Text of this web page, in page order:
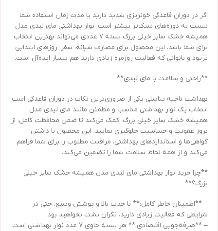
اگر در دوران قاعدگی خونریزی شدید دارید یا مدت زمان استفاده شما
نسبت به دوره‌های سبک‌تر بیشتر است، نوار بهداشتی مای لیدی مدل
همیشه خشک سایز خیلی بزرگ بسته 7 عددی می‌تواند بهترین انتخاب
برای شما باشد. این محصول برای مصارف شبانه، سفر، روزهای ابتدایی
پریود و بانوانی که فعالیت روزمره زیادی دارند هم بسیار ایده‌آل است.
**راحتی و سلامت با مای لیدی**
بهداشت ناحیه تناسلی یکی از ضروری‌ترین نکات در دوران قاعدگی است.
انتخاب یک نوار بهداشتی مناسب و مطمئن مانند مای لیدی مدل
همیشه خشک سایز خیلی بزرگ، کمک می‌کند تا ضمن محافظت کامل، از
بروز عفونت و حساسیت جلوگیری نمایید. این محصول با داشتن
گواهی‌ها و استانداردهای بهداشتی، مراقبت مطلوب را برای شما فراهم
می‌کند و از همه لحاظ سلامت شما را تضمین می‌کند.
**چرا خرید نوار بهداشتی مای لیدی مدل همیشه خشک سایز خیلی
بزرگ؟**
– **اطمینان خاطر کامل:** با جذب بالا و پوشش وسیع، حتی در
شرایطی که فعالیت زیادی دارید، نگران نشت نخواهید بود.
– **صرفه‌جویی اقتصادی:** هر بسته حاوی 7 عدد نوار بهداشتی است